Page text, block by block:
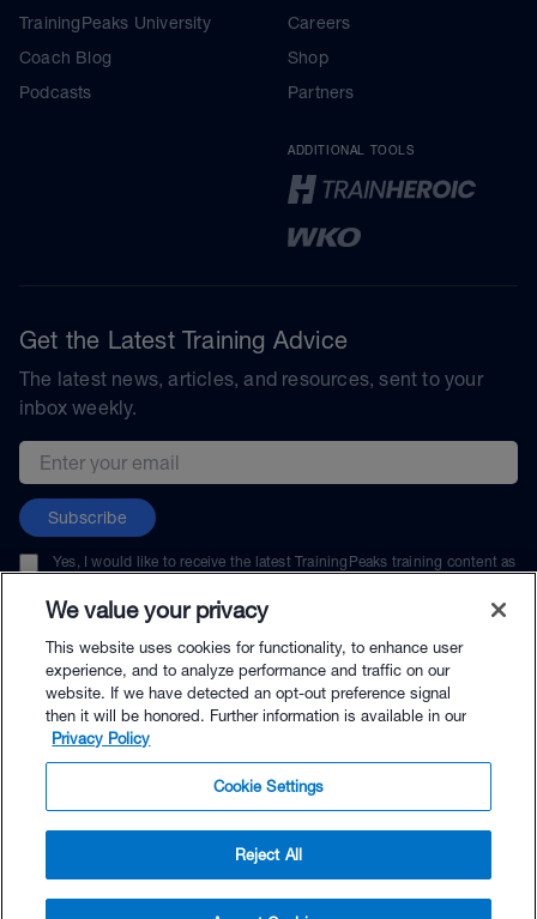
$39.99 - Buy Now
TrainingPeaks University
Coach Blog
Podcasts
Careers
Shop
Partners
ADDITIONAL TOOLS
Get the Latest Training Advice
The latest news, articles, and resources, sent to your
inbox weekly.
Email address
Subscribe
Yes, I would like to receive the latest TrainingPeaks training content as
unsubscribe at any time.
© TrainingPeaks, LLC
We value your privacy
This website uses cookies for functionality, to enhance user
experience, and to analyze performance and traffic on our
website. If we have detected an opt-out preference signal
then it will be honored. Further information is available in our
Privacy Policy
Cookie Settings
Reject All